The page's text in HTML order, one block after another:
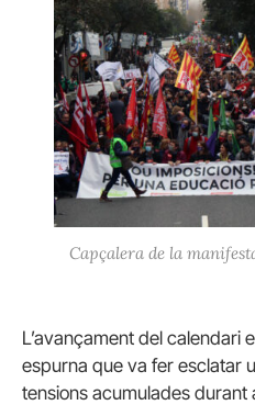
Capçalera de la
L’avançament del calendari
espurna que va fer esclatar
tensions acumulades durant